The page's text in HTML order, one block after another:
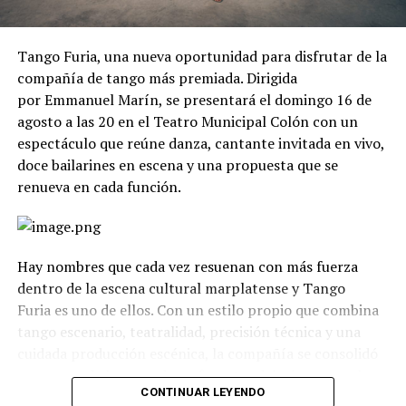
Tango Furia, una nueva oportunidad para disfrutar de la
compañía de tango más premiada. Dirigida
por Emmanuel Marín, se presentará el domingo 16 de
agosto a las 20 en el Teatro Municipal Colón con un
espectáculo que reúne danza, cantante invitada en vivo,
doce bailarines en escena y una propuesta que se
renueva en cada función.
Hay nombres que cada vez resuenan con más fuerza
dentro de la escena cultural marplatense y Tango
Furia es uno de ellos. Con un estilo propio que combina
tango escenario, teatralidad, precisión técnica y una
como uno de los grandes referentes del género en el
CONTINUAR LEYENDO